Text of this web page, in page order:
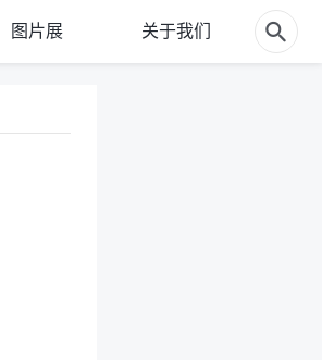
图片展 关于我们